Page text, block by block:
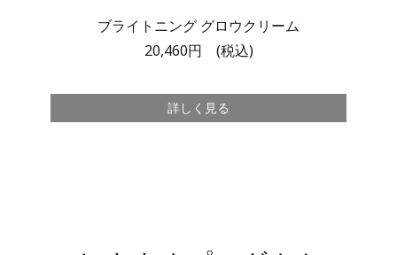
ブライトニング グロウクリーム
20,460円 (税込)
詳しく見る